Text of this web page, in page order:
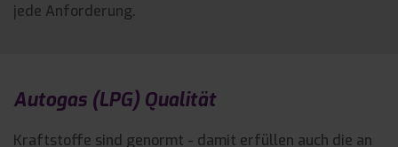
jede Anforderung.
Autogas (LPG) Qualität
Kraftstoffe sind genormt - damit erfüllen auch die an